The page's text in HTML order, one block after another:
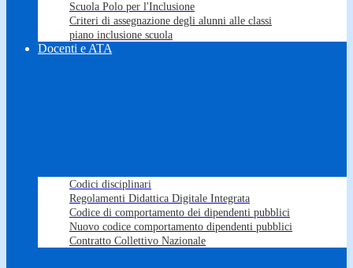
Scuola Polo per l'Inclusione
Criteri di assegnazione degli alunni alle classi
piano inclusione scuola
Docenti e ATA
Codici disciplinari
Regolamenti Didattica Digitale Integrata
Codice di comportamento dei dipendenti pubblici
Nuovo codice comportamento dipendenti pubblici
Contratto Collettivo Nazionale